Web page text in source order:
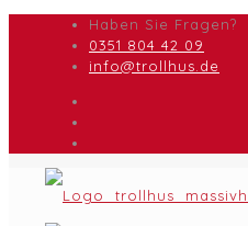
Haben Sie Fragen?
0351 804 42 09
info@trollhus.de